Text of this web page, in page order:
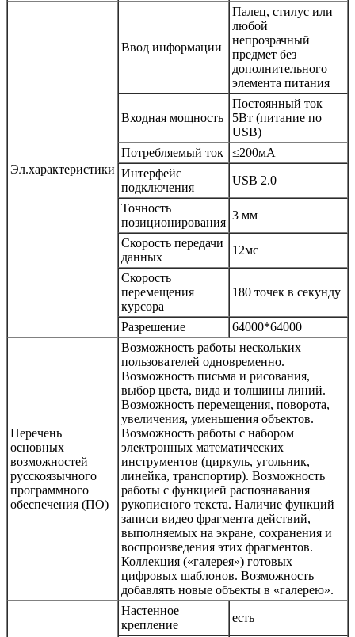
Эл.характеристики
Ввод информации
Палец, стилус или
любой
непрозрачный
предмет без
дополнительного
элемента питания
Входная мощность
Постоянный ток
5Вт (питание по
USB)
Потребляемый ток
≤200мА
Интерфейс
подключения
USB 2.0
Точность
позиционирования
3 мм
Скорость передачи
данных
12мс
Скорость
перемещения
курсора
180 точек в секунду
Разрешение 64000*64000
Перечень
основных
возможностей
русскоязычного
программного
обеспечения (ПО)
Возможность работы нескольких
пользователей одновременно.
Возможность письма и рисования,
выбор цвета, вида и толщины линий.
Возможность перемещения, поворота,
увеличения, уменьшения объектов.
Возможность работы с набором
электронных математических
инструментов (циркуль, угольник,
линейка, транспортир). Возможность
работы с функцией распознавания
рукописного текста. Наличие функций
записи видео фрагмента действий,
выполняемых на экране, сохранения и
воспроизведения этих фрагментов.
Коллекция («галерея») готовых
цифровых шаблонов. Возможность
добавлять новые объекты в «галерею».
Настенное
крепление
есть